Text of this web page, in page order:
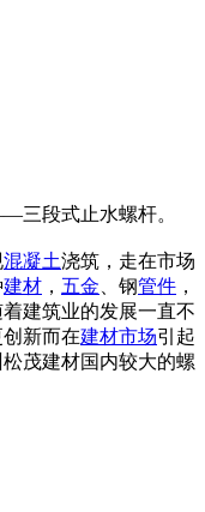
三段式止水螺杆。
混凝土浇筑，走在市场
建材 ， 五金 、钢管件 ，
建筑业的发展一直不
新而在建材市场引起
茂建材国内较大的螺